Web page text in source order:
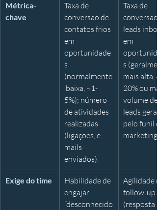
Métrica-
chave
Taxa de
conversão de
contatos frios
em
oportunidade
s
(normalmente
baixa, ~1-
5%); número
de atividades
realizadas
(ligações, e-
mails
enviados).
Taxa de
conversão
leads
em
s
mais alta,
20% ou
volume de
leads
pelo funil
marketing.
Exige do time
Habilidade de
engajar
“desconhecido
Agilidade
follow-up
(resposta